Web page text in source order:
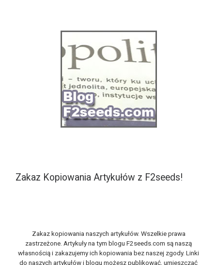
Zakaz Kopiowania Artykułów z F2seeds!
Zakaz kopiowania naszych artykułów. Wszelkie prawa
zastrzeżone. Artykuły na tym blogu F2seeds.com są naszą
własnością i zakazujemy ich kopiowania bez naszej zgody. Linki
do naszych artykułów i blogu możesz publikować, umieszczać